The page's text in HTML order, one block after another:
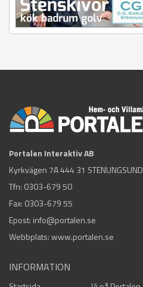
Portalen Interaktiv AB
Kyrkvägen 7A 444 31 STENUNGSUND
Tfn: 0303-679 50
Fax: 0303-679 55
Epost: info@portalen.se
Webbplats: www.portalen.se
INFORMATION